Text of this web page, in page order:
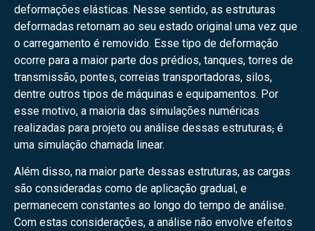
deformações elásticas. Nesse sentido, as estruturas
deformadas retornam ao seu estado original uma vez que
o carregamento é removido. Esse tipo de deformação
ocorre para a maior parte dos prédios, tanques, torres de
transmissão, pontes, correias transportadoras, silos,
dentre outros tipos de máquinas e equipamentos. Por
esse motivo, a maioria das simulações numéricas
realizadas para projeto ou análise dessas estruturas, é
uma simulação chamada linear.
Além disso, na maior parte dessas estruturas, as cargas
são consideradas como de aplicação gradual, e
permanecem constantes ao longo do tempo de análise.
Com estas considerações, a análise não envolve efeitos